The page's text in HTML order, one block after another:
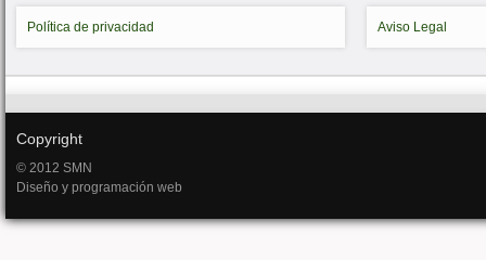
Política de privacidad Aviso Legal
Copyright
© 2012 SMN
Diseño y programación web